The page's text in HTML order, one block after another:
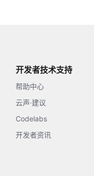
开发者技术支持
帮助中心
云声·建议
Codelabs
开发者资讯